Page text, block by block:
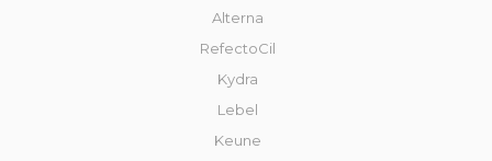
Alterna
RefectoCil
Kydra
Lebel
Keune